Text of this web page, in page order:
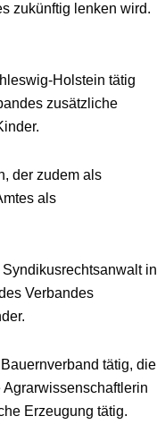
zukünftig lenken wird.
Holstein tätig
zusätzliche
der zudem als
als
in
Verbandes
tätig, die
Erzeugung tätig.